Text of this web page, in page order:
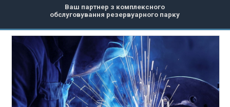
Ваш партнер з комплексного
обслуговування резервуарного парку